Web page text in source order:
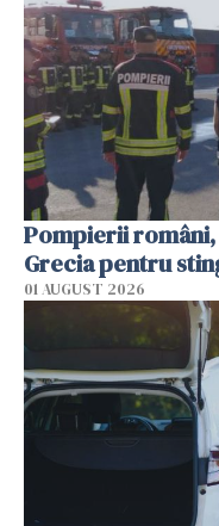
Pompierii
Grecia pentru
01 AUGUST 2026